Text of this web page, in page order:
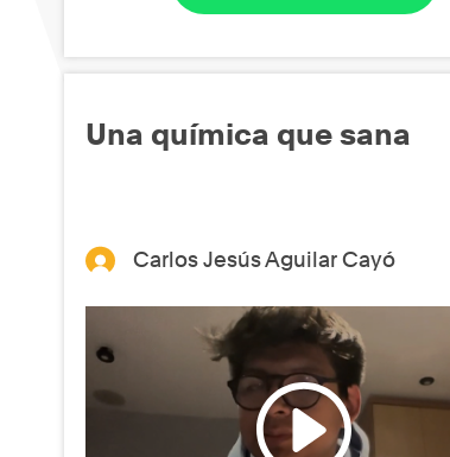
Una química que sana
Carlos Jesús Aguilar Cayó